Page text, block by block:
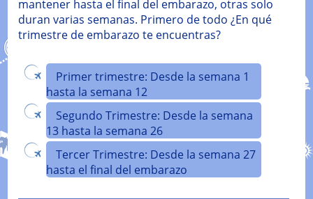
mantener hasta el final del embarazo, otras solo
duran varias semanas. Primero de todo ¿En qué
trimestre de embarazo te encuentras?
Primer trimestre: Desde la semana 1
hasta la semana 12
Segundo Trimestre: Desde la semana
13 hasta la semana 26
Tercer Trimestre: Desde la semana 27
hasta el final del embarazo